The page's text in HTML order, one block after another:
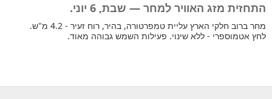
התחזית מזג האוויר למחר — שבת, 6 יוני.
מחר ברוב חלקי הארץ עליית טמפרטורה, בהיר, רוח זעיר - 4.2 מ"ש.
לחץ אטמוספרי - ללא שינוי. פעילות השמש גבוהה מאוד.